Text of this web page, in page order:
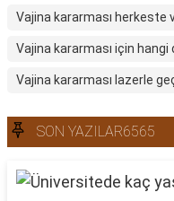
Vajina kararması herkeste
Vajina kararması için hangi
Vajina kararması lazerle
SON YAZILAR6565